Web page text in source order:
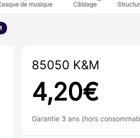
de musique Câblage
85050 K&M
4,20€
Garantie 3 ans (hors